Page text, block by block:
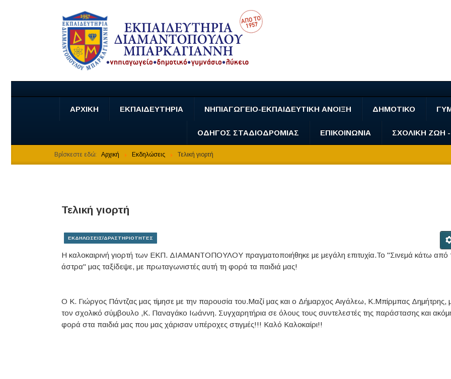
ΑΡΧΙΚΗ ΕΚΠΑΙΔΕΥΤΗΡΙΑ ΝΗΠΙΑΓΩΓΕΙΟ-ΕΚΠΑΙΔΕΥΤΙΚΗ ΑΝΟΙΞΗ ΔΗΜΟΤΙΚΟ
ΟΔΗΓΟΣ ΣΤΑΔΙΟΔΡΟΜΙΑΣ ΕΠΙΚΟΙΝΩΝΙΑ ΣΧΟΛΙΚΗ ΖΩΗ
Βρίσκεστε εδώ: Αρχική Εκδηλώσεις Τελική γιορτή
Τελική γιορτή
ΕΚΔΗΛΩΣΕΙΣ/ΔΡΑΣΤΗΡΙΟΤΗΤΕΣ
Η καλοκαιρινή γιορτή των ΕΚΠ. ΔΙΑΜΑΝΤΟΠΟΥΛΟΥ πραγματοποιήθηκε με μεγάλη επιτυχία.Το "Σινεμά κάτω από
άστρα" μας ταξίδεψε, με πρωταγωνιστές αυτή τη φορά τα παιδιά μας!
O Κ. Γιώργος Πάντζας μας τίμησε με την παρουσία του.Μαζί μας και ο Δήμαρχος Αιγάλεω, Κ.Μπίρμπας Δημήτρης,
τον σχολικό σύμβουλο ,Κ. Παναγάκο Ιωάννη. Συγχαρητήρια σε όλους τους συντελεστές της παράστασης και
φορά στα παιδιά μας που μας χάρισαν υπέροχες στιγμές!!! Καλό Καλοκαίρι!!